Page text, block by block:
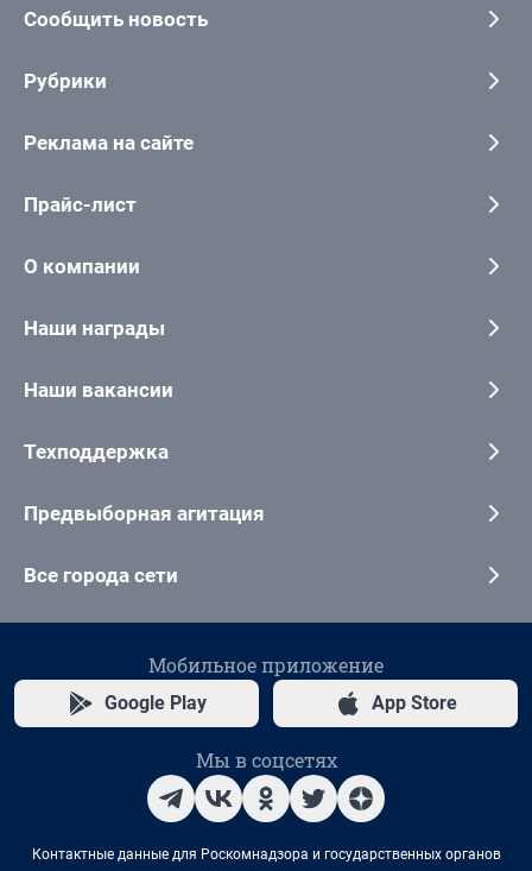
Сообщить новость
Рубрики
Реклама на сайте
Прайс-лист
О компании
Наши награды
Наши вакансии
Техподдержка
Предвыборная агитация
Все города сети
Мобильное приложение
Google Play App Store
Мы в соцсетях
Контактные данные для Роскомнадзора и государственных органов